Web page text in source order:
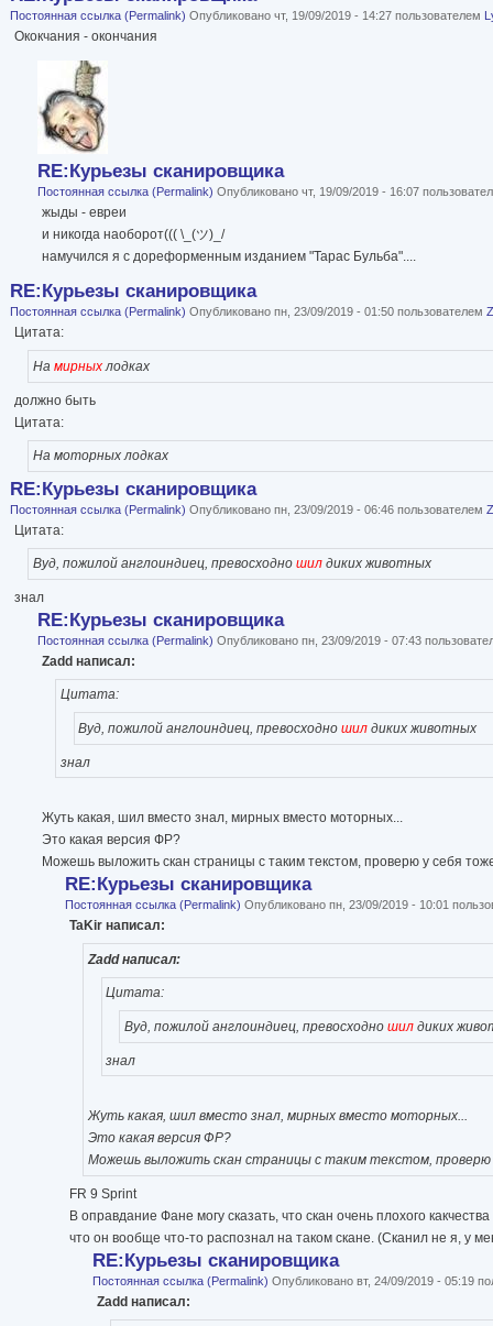
Постоянная ссылка (Permalink) Опубликовано чт, 19/09/2019 - 14:27 пользователем
Ококчания - окончания
RE:Курьезы сканировщика
Постоянная ссылка (Permalink) Опубликовано чт, 19/09/2019 - 16:07
жыды - евреи
и никогда наоборот((( \_(ツ)_/
намучился я с дореформенным изданием "Тарас Бульба"....
RE:Курьезы сканировщика
Постоянная ссылка (Permalink) Опубликовано пн, 23/09/2019 - 01:50 пользователем
Цитата:
На мирныхлодках
должно быть
Цитата:
На моторных лодках
RE:Курьезы сканировщика
Постоянная ссылка (Permalink) Опубликовано пн, 23/09/2019 - 06:46 пользователем
Цитата:
Вуд, пожилой англоиндиец, превосходно шилдиких животных
знал
RE:Курьезы сканировщика
Постоянная ссылка (Permalink) Опубликовано пн, 23/09/2019 - 07:43
Zadd написал:
Цитата:
Вуд, пожилой англоиндиец, превосходношил диких животных
знал
Жуть какая, шил вместо знал, мирных вместо моторных...
Это какая версия ФР?
Можешь выложить скан страницы с таким текстом, проверю у себя
RE:Курьезы сканировщика
Постоянная ссылка (Permalink) Опубликовано пн, 23/09/2019 - 10:01
TaKir написал:
Zadd написал:
Цитата:
Вуд, пожилой англоиндиец, превосходно шилдиких
знал
Жуть какая, шил вместо знал, мирных вместо моторных...
Это какая версия ФР?
Можешь выложить скан страницы с таким текстом, проверю
FR 9 Sprint
В оправдание Фане могу сказать, что скан очень плохого
что он вообще что-то распознал на таком скане. (Сканил не я, у
RE:Курьезы сканировщика
Постоянная ссылка (Permalink) Опубликовано вт, 24/09/2019 - 05:19
Zadd написал: